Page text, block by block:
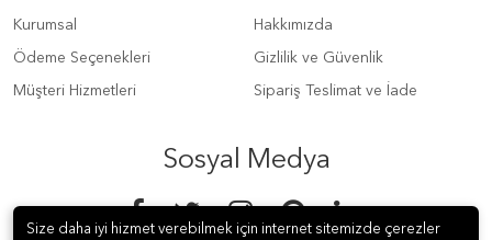
Kurumsal
Ödeme Seçenekleri
Müşteri Hizmetleri
Hakkımızda
Gizlilik ve Güvenlik
Sipariş Teslimat ve İade
Sosyal Medya
Size daha iyi hizmet verebilmek için internet sitemizde çerezler